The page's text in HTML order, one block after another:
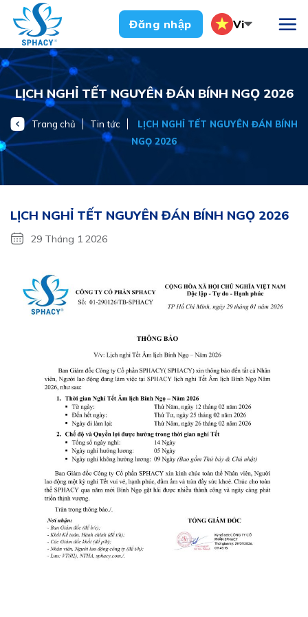
Chuyển
đến
dung
Đăng nhập Vi
LỊCH NGHỈ TẾT NGUYÊN ĐÁN BÍNH NGỌ 2026
Trang chủ Tin tức
LỊCH NGHỈ TẾT NGUYÊN ĐÁN BÍNH
NGỌ 2026
LỊCH NGHỈ TẾT NGUYÊN ĐÁN BÍNH NGỌ 2026
29 Tháng 1 2026